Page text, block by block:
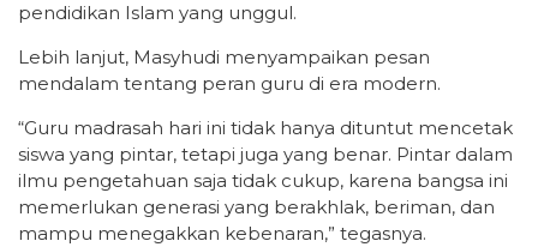
pendidikan Islam yang unggul.
Lebih lanjut, Masyhudi menyampaikan pesan
mendalam tentang peran guru di era modern.
“Guru madrasah hari ini tidak hanya dituntut mencetak
siswa yang pintar, tetapi juga yang benar. Pintar dalam
ilmu pengetahuan saja tidak cukup, karena bangsa ini
memerlukan generasi yang berakhlak, beriman, dan
mampu menegakkan kebenaran,” tegasnya.